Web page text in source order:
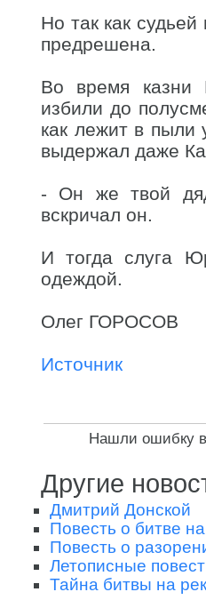
Но так как
предрешена.
Во время казни
избили до
как лежит в пыли
выдержал даже
- Он же твой
вскричал он.
И тогда слуга
одеждой.
Олег ГОРОСОВ
Источник
Нашли ошибку в
Другие
Дмитрий Донской
Повесть о битве
Повесть о
Летописные
Тайна битвы на